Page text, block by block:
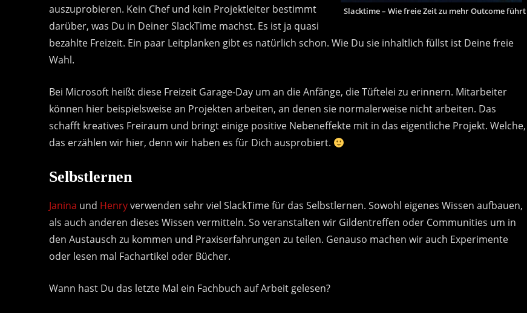
Slacktime – Wie freie Zeit zu mehr Outcome führt
auszuprobieren. Kein Chef und kein Projektleiter bestimmt
darüber, was Du in Deiner SlackTime machst. Es ist ja quasi
bezahlte Freizeit. Ein paar Leitplanken gibt es natürlich schon. Wie Du sie inhaltlich füllst ist Deine freie
Wahl.
Bei Microsoft heißt diese Freizeit Garage-Day um an die Anfänge, die Tüftelei zu erinnern. Mitarbeiter
können hier beispielsweise an Projekten arbeiten, an denen sie normalerweise nicht arbeiten. Das
schafft kreatives Freiraum und bringt einige positive Nebeneffekte mit in das eigentliche Projekt. Welche,
das erzählen wir hier, denn wir haben es für Dich ausprobiert.
Selbstlernen
Janina und Henryverwenden sehr viel SlackTime für das Selbstlernen. Sowohl eigenes Wissen aufbauen,
als auch anderen dieses Wissen vermitteln. So veranstalten wir Gildentreffen oder Communities um in
den Austausch zu kommen und Praxiserfahrungen zu teilen. Genauso machen wir auch Experimente
oder lesen mal Fachartikel oder Bücher.
Wann hast Du das letzte Mal ein Fachbuch auf Arbeit gelesen?